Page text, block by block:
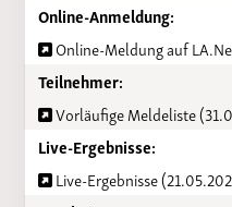
Online-Anmeldung:
Online-Meldung auf
Teilnehmer:
Vorläufige Meldeliste
Live-Ergebnisse:
Live-Ergebnisse